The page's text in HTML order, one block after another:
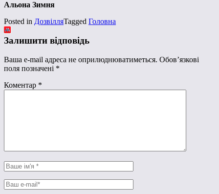
Альона Зимня
Posted in ДозвілляTagged Головна
Залишити відповідь
Ваша e-mail адреса не оприлюднюватиметься. Обов’язкові
поля позначені *
Коментар *